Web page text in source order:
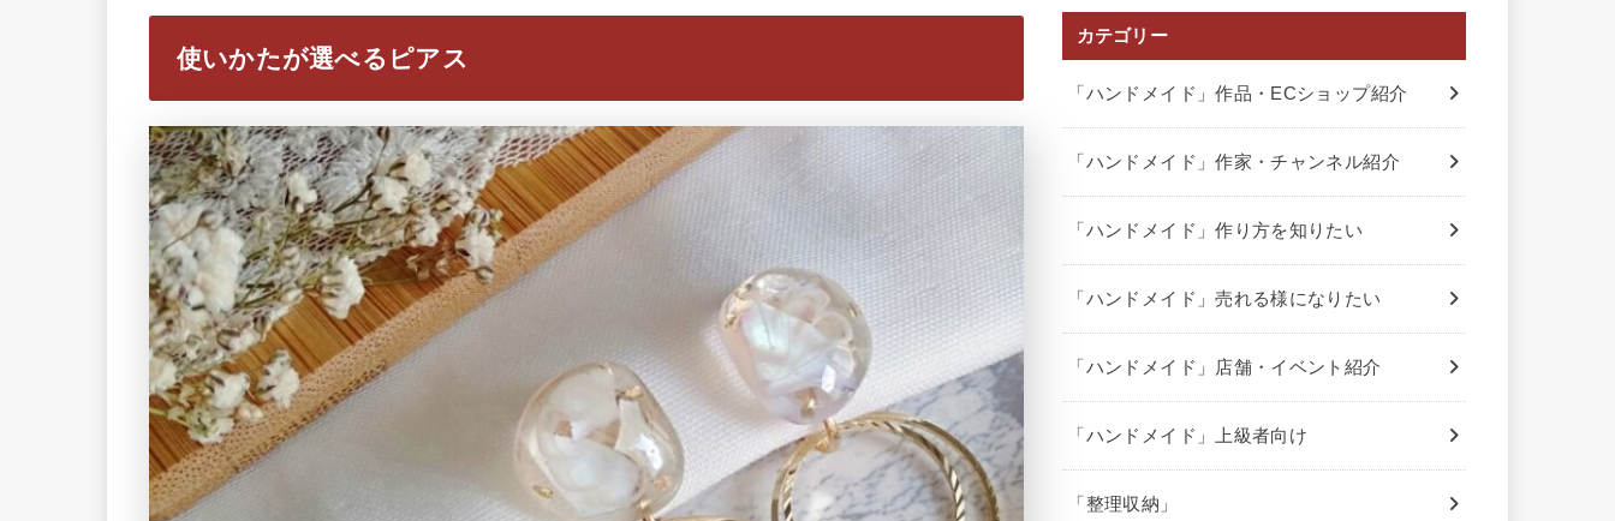
使いかたが選べるピアス
カテゴリー
「ハンドメイド」作品・ECショップ紹介
「ハンドメイド」作家・チャンネル紹介
「ハンドメイド」作り方を知りたい
「ハンドメイド」売れる様になりたい
「ハンドメイド」店舗・イベント紹介
「ハンドメイド」上級者向け
「整理収納」